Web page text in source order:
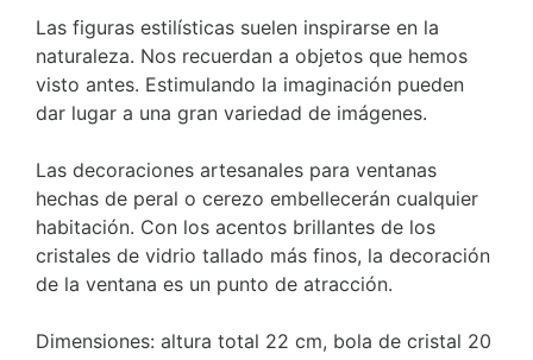
Las figuras estilísticas suelen inspirarse en la
naturaleza. Nos recuerdan a objetos que hemos
visto antes. Estimulando la imaginación pueden
dar lugar a una gran variedad de imágenes.
Las decoraciones artesanales para ventanas
hechas de peral o cerezo embellecerán cualquier
habitación. Con los acentos brillantes de los
cristales de vidrio tallado más finos, la decoración
de la ventana es un punto de atracción.
Dimensiones: altura total 22 cm, bola de cristal 20